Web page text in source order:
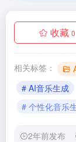
收藏 0
相关标签：
# AI音乐生成
# 个性化音乐
2年前发布